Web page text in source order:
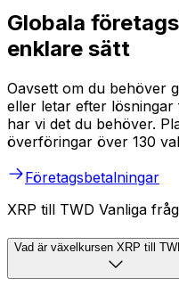
Globala
enklare sätt
Oavsett om du behöver
eller letar efter
har vi det du behöver.
överföringar över 130
Företagsbetalningar
XRP till TWD Vanliga
Vad är växelkursen XRP till